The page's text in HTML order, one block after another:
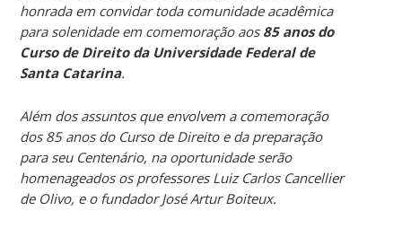
honrada em convidar toda comunidade acadêmica
para solenidade em comemoração aos 85 anos do
Curso de Direito da Universidade Federal de
Santa Catarina.
Além dos assuntos que envolvem a comemoração
dos 85 anos do Curso de Direito e da preparação
para seu Centenário, na oportunidade serão
homenageados os professores Luiz Carlos Cancellier
de Olivo, e o fundador José Artur Boiteux.